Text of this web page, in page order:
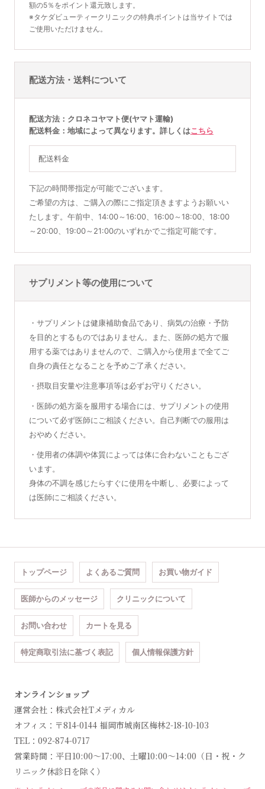
額の5％をポイント還元致します。
※タケダビューティークリニックの特典ポイントは当サイトでは
ご使用いただけません。
配送方法・送料について
配送方法
クロネコヤマト便(ヤマト運輸)
配送料金
地域によって異なります。詳しくはこちら
配送料金
下記の時間帯指定が可能でございます。
ご希望の方は、ご購入の際にご指定頂きますようお願いい
たします。午前中、14:00～16:00、16:00～18:00、18:00
～20:00、19:00～21:00のいずれかでご指定可能です。
サプリメント等の使用について
・サプリメントは健康補助食品であり、病気の治療・予防
を目的とするものではありません。また、医師の処方で服
用する薬ではありませんので、ご購入から使用まで全てご
自身の責任となることを予めご了承ください。
・摂取目安量や注意事項等は必ずお守りください。
・医師の処方薬を服用する場合には、サプリメントの使用
について必ず医師にご相談ください。自己判断での服用は
おやめください。
・使用者の体調や体質によっては体に合わないこともござ
います。
身体の不調を感じたらすぐに使用を中断し、必要によって
は医師にご相談ください。
トップページ よくあるご質問 お買い物ガイド
医師からのメッセージ クリニックについて
お問い合わせ カートを見る
特定商取引法に基づく表記 個人情報保護方針
オンラインショップ
運営会社：株式会社Tメディカル
オフィス：〒814-0144 福岡市城南区梅林2-18-10-103
TEL：092-874-0717
営業時間：平日10:00～17:00、土曜10:00～14:00（日・祝・ク
リニック休診日を除く）